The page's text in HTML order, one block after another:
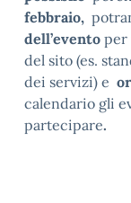
febbraio,
dell’evento per
del sito (es.
dei servizi) e
calendario gli
partecipare.